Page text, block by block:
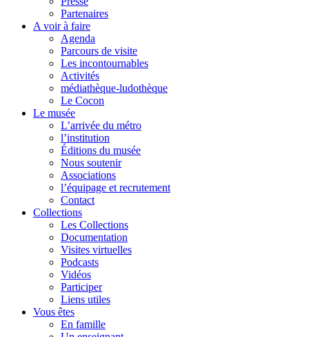
Partenaires
A voir à faire
Agenda
Parcours de visite
Les incontournables
Activités
médiathèque-ludothèque
Le Cocon
Le musée
L’arrivée du métro
l’institution
Éditions du musée
Nous soutenir
Associations
l’équipage et recrutement
Contact
Collections
Les Collections
Documentation
Visites virtuelles
Podcasts
Vidéos
Participer
Liens utiles
Vous êtes
En famille